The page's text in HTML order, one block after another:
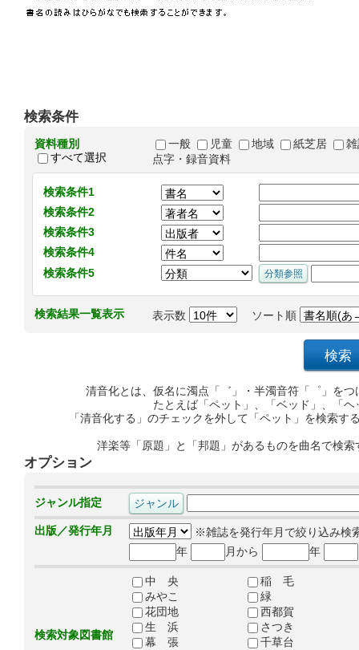
検索条件
資料種別
すべて選択
一般 児童 地域 紙芝居
点字・録音資料
検索条件1
検索条件2
検索条件3
検索条件4
検索条件5
検索結果一覧表示 表示数 ソート順
清音化とは、仮名に濁点「゛」・半濁音符「゜」を
たとえば「ペット」、「ベッド」、「
「清音化する」のチェックを外して「ペット」を検索
洋楽等「原題」と「邦題」があるものを曲名で検
オプション
ジャンル指定
出版／発行年月
※雑誌を発行年月で絞り込み検
年
月から 年
検索対象図書館
中 央
稲 毛
みやこ
緑
花団地
西都賀
生 浜
さつき
幕 張
千草台